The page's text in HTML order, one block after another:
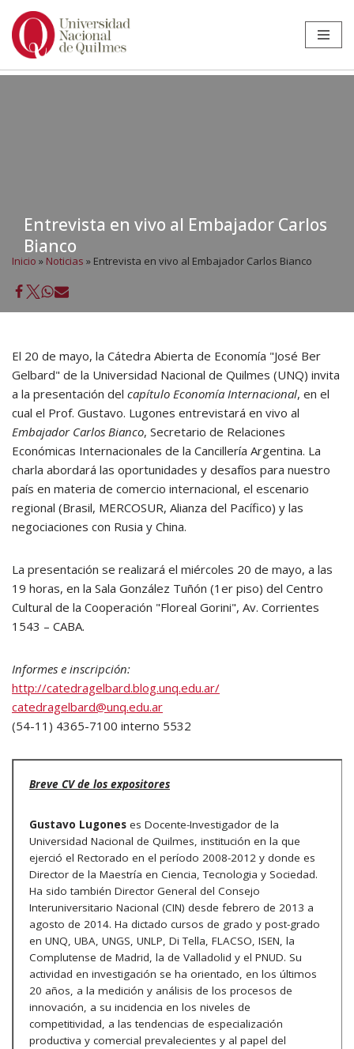
Ir
Entrevista en vivo al Embajador Carlos
Bianco
Inicio » Noticias » Entrevista en vivo al Embajador Carlos Bianco
El 20 de mayo, la Cátedra Abierta de Economía "José Ber
Gelbard" de la Universidad Nacional de Quilmes (UNQ) invita
a la presentación del capítulo Economía Internacional, en el
cual el Prof. Gustavo. Lugones entrevistará en vivo al
Embajador Carlos Bianco, Secretario de Relaciones
Económicas Internacionales de la Cancillería Argentina. La
charla abordará las oportunidades y desafíos para nuestro
país en materia de comercio internacional, el escenario
regional (Brasil, MERCOSUR, Alianza del Pacífico) y las
negociaciones con Rusia y China.
La presentación se realizará el miércoles 20 de mayo, a las
19 horas, en la Sala González Tuñón (1er piso) del Centro
Cultural de la Cooperación "Floreal Gorini", Av. Corrientes
1543 – CABA.
Informes e inscripción:
http://catedragelbard.blog.unq.edu.ar/
catedragelbard@unq.edu.ar
(54-11) 4365-7100 interno 5532
Breve CV de los expositores
Gustavo Lugones es Docente-Investigador de la
Universidad Nacional de Quilmes, institución en la que
ejerció el Rectorado en el período 2008-2012 y donde es
Director de la Maestría en Ciencia, Tecnologia y Sociedad.
Ha sido también Director General del Consejo
Interuniversitario Nacional (CIN) desde febrero de 2013 a
agosto de 2014. Ha dictado cursos de grado y post-grado
en UNQ, UBA, UNGS, UNLP, Di Tella, FLACSO, ISEN, la
Complutense de Madrid, la de Valladolid y el PNUD. Su
actividad en investigación se ha orientado, en los últimos
20 años, a la medición y análisis de los procesos de
innovación, a su incidencia en los niveles de
competitividad, a las tendencias de especialización
productiva y comercial prevalecientes y al papel del